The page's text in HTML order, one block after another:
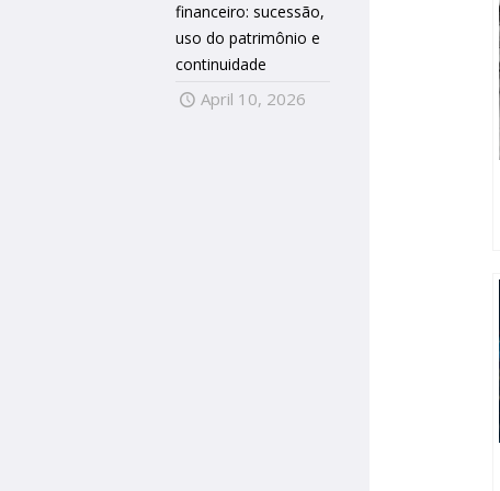
financeiro: sucessão,
uso do patrimônio e
continuidade
April 10, 2026